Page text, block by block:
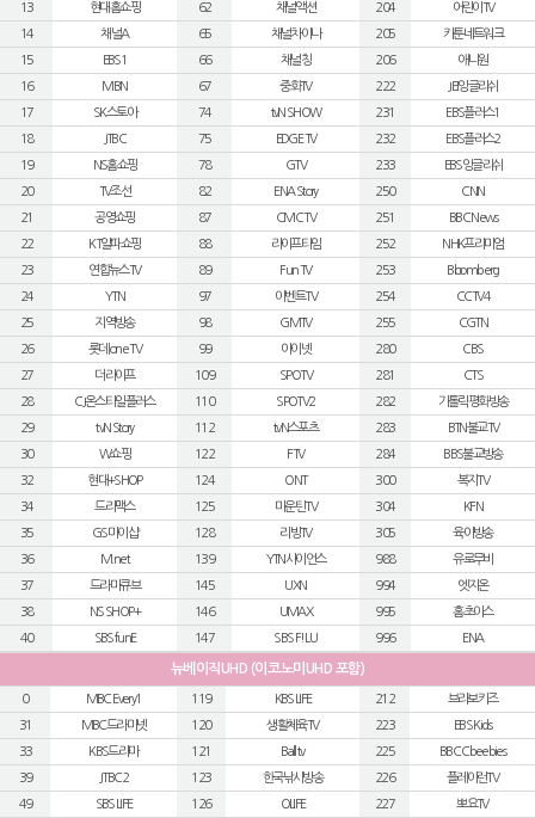
13
현대홈쇼핑
14
채널A
15
EBS1
16
MBN
17
SK스토아
18
JTBC
19
NS홈쇼핑
20
TV조선
21
공영쇼핑
22
KT알파쇼핑
23
연합뉴스TV
24
YTN
25
지역방송
26
롯데 one TV
27
더라이프
28
CJ온스타일플러스
29
tvN Story
30
W쇼핑
32
현대+SHOP
34
드라맥스
35
GS마이샵
36
M.net
37
드라마큐브
38
NS SHOP+
40
SBS funE
62
채널액션
65
채널차이나
66
채널칭
67
중화TV
74
tvN SHOW
75
EDGE TV
78
GTV
82
ENA Story
87
CMC TV
88
라이프타임
89
Fun TV
97
이벤트TV
98
GMTV
99
아이넷
109
SPOTV
110
SPOTV2
112
tvN스포츠
122
FTV
124
ONT
125
마운틴TV
128
리빙TV
139
YTN사이언스
145
UXN
146
UMAX
147
SBS F!L U
204
어린이TV
205
카툰네트워크
206
애니원
222
JEI잉글리쉬
231
EBS플러스1
232
EBS플러스2
233
EBS잉글리쉬
250
CNN
251
BBC News
252
NHK프리미엄
253
Bloomberg
254
CCTV4
255
CGTN
280
CBS
281
CTS
282
가톨릭평화방송
283
BTN불교TV
284
BBS불교방송
300
복지TV
304
KFN
305
육아방송
988
유로무비
994
엣지온
995
홈초이스
996
ENA
뉴베이직UHD (이코노미UHD 포함)
0
MBC Every1
31
MBC드라마넷
33
KBS드라마
39
JTBC2
49
SBS LIFE
119
KBS LIFE
120
생활체육TV
121
Ball tv
123
한국낚시방송
126
OLIFE
212
브라보키즈
223
EBS Kids
225
BBC Cbeebies
226
플레이런TV
227
뽀요TV